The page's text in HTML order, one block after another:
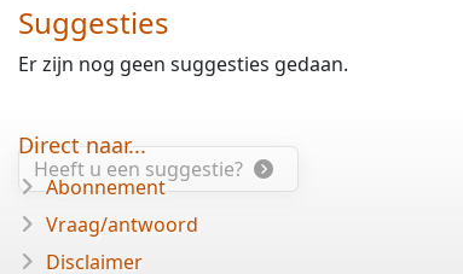
Suggesties
Er zijn nog geen suggesties gedaan.
Heeft u een suggestie?
Direct naar...
Abonnement
Vraag/antwoord
Disclaimer